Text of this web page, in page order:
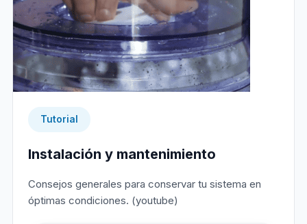
Tutorial
Instalación y mantenimiento
Consejos generales para conservar tu sistema en
óptimas condiciones. (youtube)